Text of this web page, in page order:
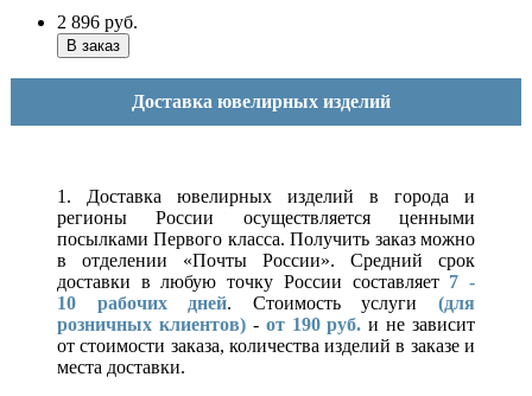
2 896 руб.
Доставка ювелирных изделий
1. Доставка ювелирных изделий в города и
регионы России осуществляется ценными
посылками Первого класса. Получить заказ можно
в отделении «Почты России». Средний срок
доставки в любую точку России составляет 7 -
10 рабочих дней. Стоимость услуги(для
розничных клиентов)- от 190 руб. и не зависит
от стоимости заказа, количества изделий в заказе и
места доставки.